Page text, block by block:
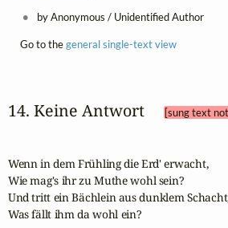
by Anonymous / Unidentified Author
Go to thegeneral single-text view
14. Keine Antwort [sung text
Wenn in dem Frühling die Erd' erwacht,
Wie mag's ihr zu Muthe wohl sein?
Und tritt ein Bächlein aus dunklem
Was fällt ihm da wohl ein?